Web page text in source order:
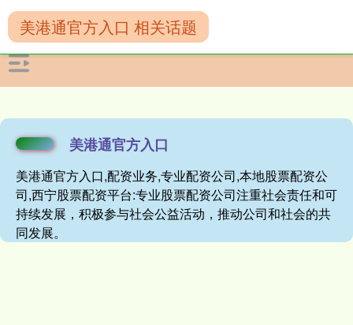
美港通官方入口
美港通官方入口,配资业务,专业配资公司,本地股票配资公
司,西宁股票配资平台:专业股票配资公司注重社会责任和可
持续发展，积极参与社会公益活动，推动公司和社会的共
同发展。
美港通官方入口 相关话题